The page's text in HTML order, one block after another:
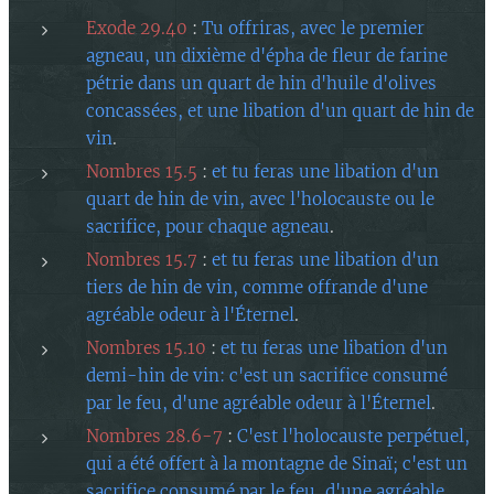
Exode 29.40 : Tu offriras, avec le premier
agneau, un dixième d'épha de fleur de farine
pétrie dans un quart de hin d'huile d'olives
concassées, et une libation d'un quart de hin de
vin.
Nombres 15.5 : et tu feras une libation d'un
quart de hin de vin, avec l'holocauste ou le
sacrifice, pour chaque agneau.
Nombres 15.7 : et tu feras une libation d'un
tiers de hin de vin, comme offrande d'une
agréable odeur à l'Éternel.
Nombres 15.10 : et tu feras une libation d'un
demi-hin de vin: c'est un sacrifice consumé
par le feu, d'une agréable odeur à l'Éternel.
Nombres 28.6-7 : C'est l'holocauste perpétuel,
qui a été offert à la montagne de Sinaï; c'est un